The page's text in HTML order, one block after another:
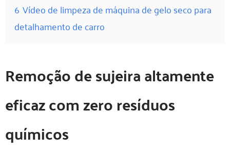
6 Vídeo de limpeza de máquina de gelo seco para
detalhamento de carro
Remoção de sujeira altamente
eficaz com zero resíduos
químicos